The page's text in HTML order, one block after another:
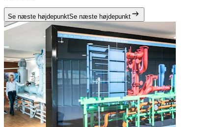
Se næste højdepunktSe næste højdepunkt